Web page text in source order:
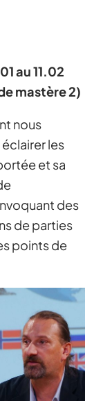
au 11.02
mastère 2)
nous
les
et sa
des
de parties
points de